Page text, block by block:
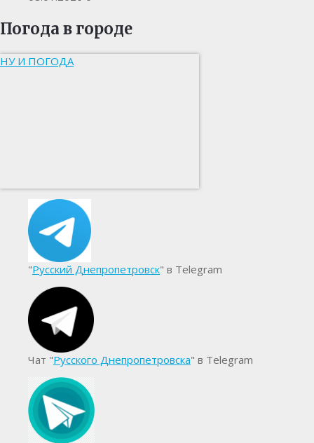
Погода в городе
НУ И ПОГОДА
"Русский Днепропетровск" в Telegram
Чат "Русского Днепропетровска" в Telegram